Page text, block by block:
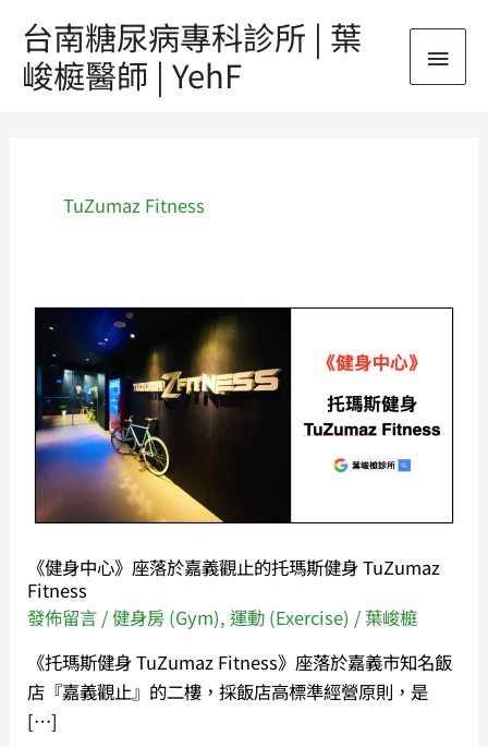
台南糖尿病專科診所 | 葉
峻榳醫師 | YehF
主
要
TuZumaz Fitness
《健身中心》座落於嘉義觀止的托瑪斯健身 TuZumaz
Fitness
發佈留言 /健身房 (Gym),運動 (Exercise) / 葉峻榳
《托瑪斯健身 TuZumaz Fitness》座落於嘉義市知名飯
店『嘉義觀止』的二樓，採飯店高標準經營原則，是
[…]
《健
中
心》
座
落
嘉
觀
止
托
瑪
斯